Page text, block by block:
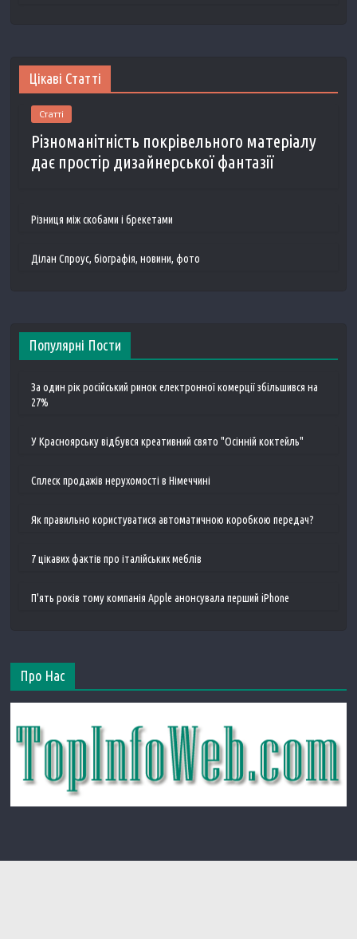
Цікаві Статті
Статті
Різноманітність покрівельного матеріалу
дає простір дизайнерської фантазії
Різниця між скобами і брекетами
Ділан Спроус, біографія, новини, фото
Популярні Пости
За один рік російський ринок електронної комерції збільшився на
27%
У Красноярську відбувся креативний свято "Осінній коктейль"
Сплеск продажів нерухомості в Німеччині
Як правильно користуватися автоматичною коробкою передач?
7 цікавих фактів про італійських меблів
П'ять років тому компанія Apple анонсувала перший iPhone
Про Нас